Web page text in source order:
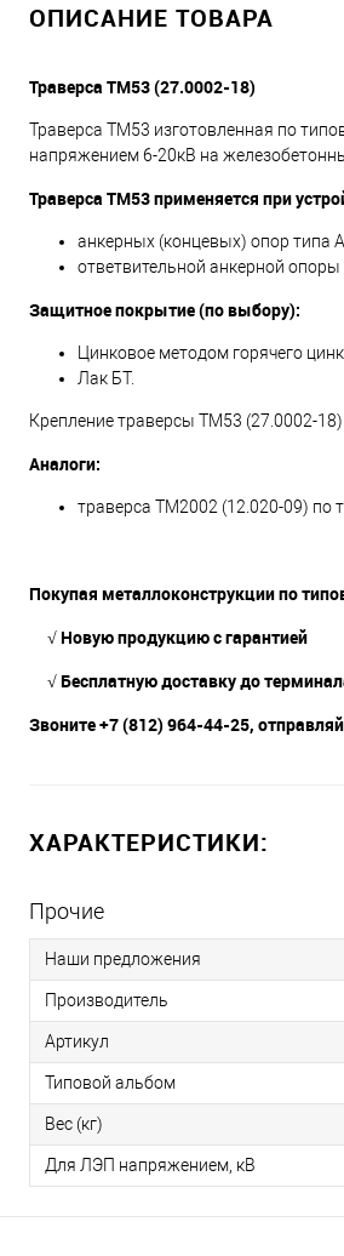
ОПИСАНИЕ ТОВАРА
Траверса ТМ53 (27.0002-18)
Траверса ТМ53 изготовленная по
напряжением 6-20кВ на
Траверса ТМ53 применяется при
анкерных (концевых) опор типа
ответвительной анкерной опоры
Защитное покрытие (по выбору):
Цинковое методом горячего
Лак БТ.
Крепление траверсы ТМ53 (27.0002-
Аналоги:
траверса ТМ2002 (12.020-09) по
Покупая металлоконструкции по
√ Новую продукцию с
√ Бесплатную доставку до
Звоните +7 (812) 964-44-25,
ХАРАКТЕРИСТИКИ:
Прочие
Наши предложения
Производитель
Артикул
Типовой альбом
Вес (кг)
Для ЛЭП напряжением, кВ